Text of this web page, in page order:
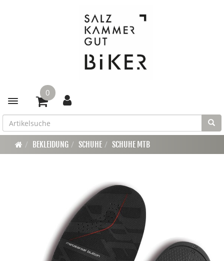
Toggle navigation
0
BEKLEIDUNG SCHUHE SCHUHE MTB